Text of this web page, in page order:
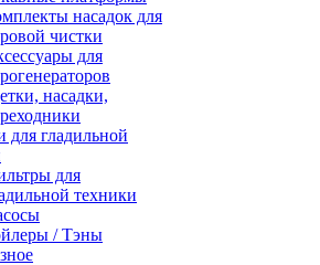
насадок для
чистки
для
насадки,
для гладильной
для
техники
/ Тэны